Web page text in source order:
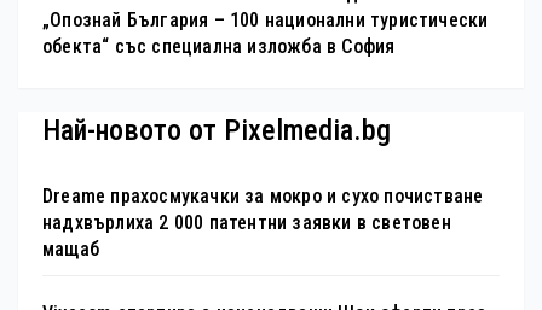
„Опознай България – 100 национални туристически
обекта“ със специална изложба в София
Най-новото от Pixelmedia.bg
Dreame прахосмукачки за мокро и сухо почистване
надхвърлиха 2 000 патентни заявки в световен
мащаб